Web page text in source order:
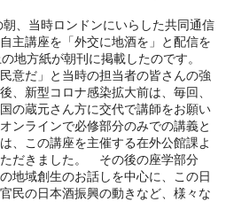
、当時ロンドンにいらした共同通信
主講座を「外交に地酒を」と配信を
地方紙が朝刊に掲載したのです。
意だ」と当時の担当者の皆さんの強
、新型コロナ感染拡大前は、毎回、
の蔵元さん方に交代で講師をお願い
ンラインで必修部分のみでの講義と
、この講座を主催する在外公館課よ
だきました。 その後の座学部分
地域創生のお話しを中心に、この日
民の日本酒振興の動きなど、様々な